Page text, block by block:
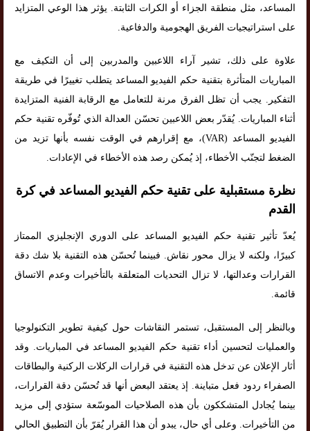
المساعد، مثل منطقة الجزاء أو الكرات الثابتة. يؤثر هذا الوعي المتزايد
على استراتيجيات الفريق الهجومية والدفاعية.
علاوة على ذلك، تشير آراء اللاعبين والمدربين إلى أن التكيف مع
المباريات المتأثرة بتقنية حكم الفيديو المساعد يتطلب تغييرًا في طريقة
التفكير. يجب أن تظل الفرق مرنة للتعامل مع الرقابة الفنية المتزايدة
أثناء المباريات. يُقدّر بعض اللاعبين تحسّن العدالة الذي تُوفّره تقنية حكم
الفيديو المساعد (VAR)، مع إقرارهم في الوقت نفسه بأنها تزيد من
الضغط لتجنّب الأخطاء، إذ يُمكن رصد هذه الأخطاء في الإعادات.
نظرة مستقبلية على تقنية حكم الفيديو المساعد في كرة
القدم
يُعدّ تأثير تقنية حكم الفيديو المساعد على الدوري الإنجليزي الممتاز
كبيرًا، ولكنه لا يزال محور نقاش. فبينما تُحسّن هذه التقنية بلا شك دقة
القرارات وعدالتها، لا تزال التحديات المتعلقة بالتأخيرات وعدم الاتساق
قائمة.
وبالنظر إلى المستقبل، تستمر النقاشات حول كيفية تطوير التكنولوجيا
والعمليات لتحسين أداء تقنية حكم الفيديو المساعد في المباريات. وقد
أثار الإعلان عن تدخل هذه التقنية في قرارات الركلات الركنية والبطاقات
الصفراء ردود فعل متباينة. إذ يعتقد البعض أنها قد تُحسّن دقة القرارات،
بينما يُجادل المتشككون بأن هذه الصلاحيات الموسّعة ستؤدي إلى مزيد
من التأخيرات. وعلى أي حال، يبدو أن هذا القرار يُقرّ بأن التطبيق الحالي